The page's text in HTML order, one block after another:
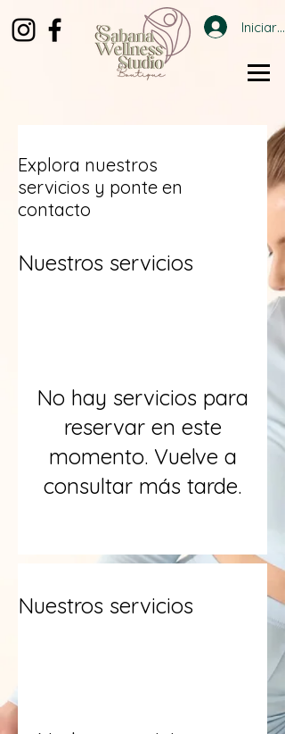
Iniciar
Explora nuestros
servicios y ponte en
contacto
Nuestros servicios
No hay servicios para
reservar en este
momento. Vuelve a
consultar más tarde.
Nuestros servicios